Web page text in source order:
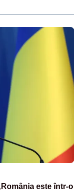
este într-o